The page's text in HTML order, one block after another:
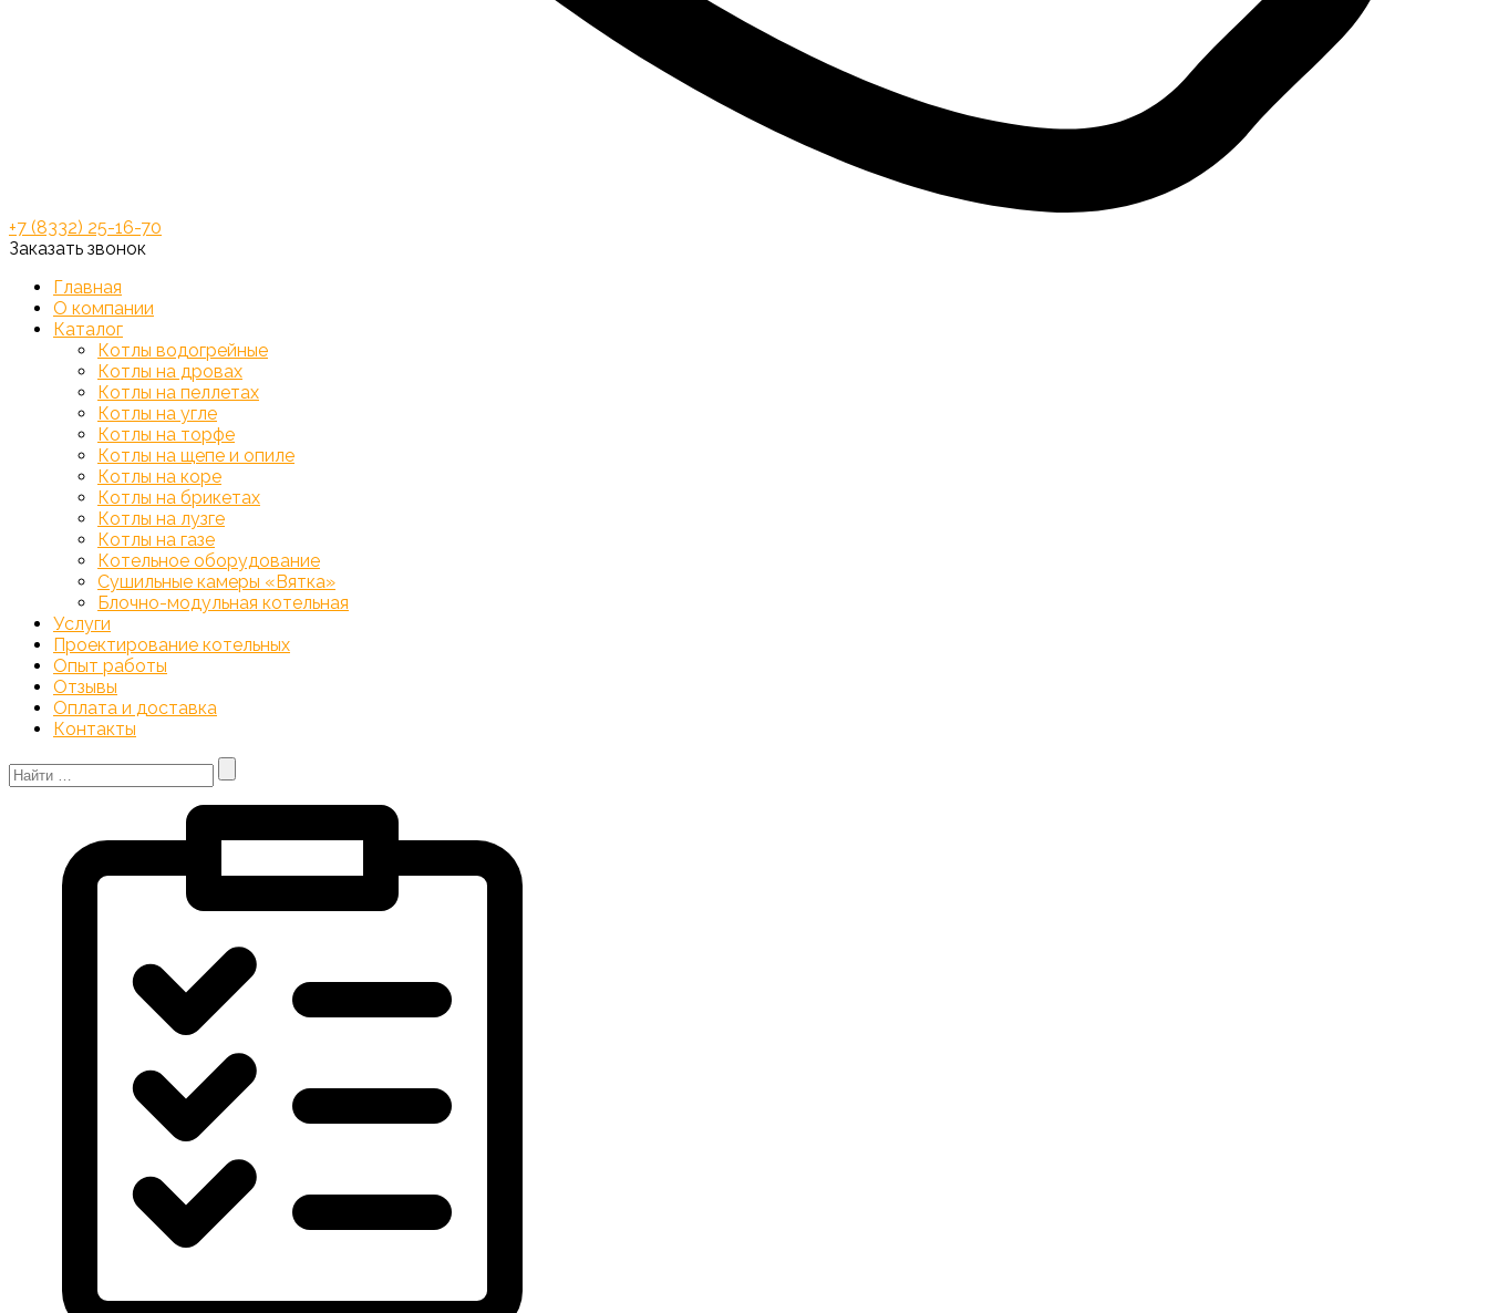
+7 (8332) 25-16-70
Заказать звонок
Главная
О компании
Каталог
Котлы водогрейные
Котлы на дровах
Котлы на пеллетах
Котлы на угле
Котлы на торфе
Котлы на щепе и опиле
Котлы на коре
Котлы на брикетах
Котлы на лузге
Котлы на газе
Котельное оборудование
Сушильные камеры «Вятка»
Блочно-модульная котельная
Услуги
Проектирование котельных
Опыт работы
Отзывы
Оплата и доставка
Контакты